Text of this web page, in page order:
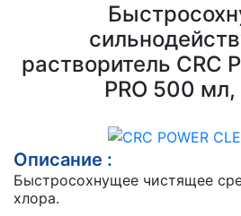
растворитель CRC
PRO 500
Описание :
Быстросохнущее чистящее
хлора.